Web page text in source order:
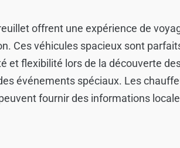
offrent une expérience de
Ces véhicules spacieux sont
et flexibilité lors de la découverte
événements spéciaux. Les
fournir des informations